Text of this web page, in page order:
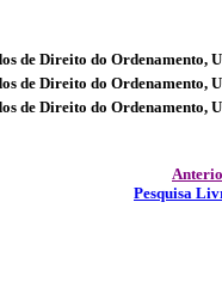
de Direito do Ordenamento,
de Direito do Ordenamento,
de Direito do Ordenamento,
Pesquisa